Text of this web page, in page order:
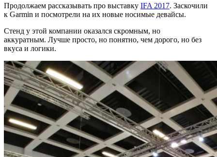
Разбираемся
с
новинками
Garmin
на
IFA
2017
Продолжаем рассказывать про выставку IFA 2017. Заскочили
к Garmin и посмотрели на их новые носимые девайсы.
Стенд у этой компании оказался скромным, но
аккуратным. Лучше просто, но понятно, чем дорого, но без
вкуса и логики.